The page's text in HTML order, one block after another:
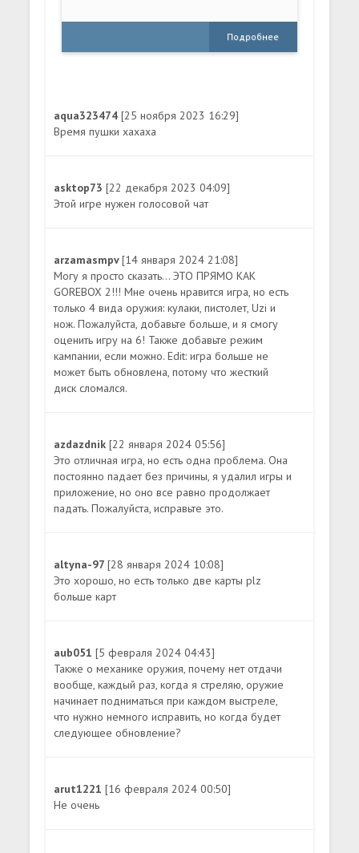
Подробнее
aqua323474[25 ноября 2023 16:29]
Время пушки хахаха
asktop73[22 декабря 2023 04:09]
Этой игре нужен голосовой чат
arzamasmpv[14 января 2024 21:08]
Могу я просто сказать... ЭТО ПРЯМО КАК
GOREBOX 2!!! Мне очень нравится игра, но есть
только 4 вида оружия: кулаки, пистолет, Uzi и
нож. Пожалуйста, добавьте больше, и я смогу
оценить игру на 6! Также добавьте режим
кампании, если можно. Edit: игра больше не
может быть обновлена, потому что жесткий
диск сломался.
azdazdnik[22 января 2024 05:56]
Это отличная игра, но есть одна проблема. Она
постоянно падает без причины, я удалил игры и
приложение, но оно все равно продолжает
падать. Пожалуйста, исправьте это.
altyna-97[28 января 2024 10:08]
Это хорошо, но есть только две карты plz
больше карт
aub051[5 февраля 2024 04:43]
Также о механике оружия, почему нет отдачи
вообще, каждый раз, когда я стреляю, оружие
начинает подниматься при каждом выстреле,
что нужно немного исправить, но когда будет
следующее обновление?
arut1221[16 февраля 2024 00:50]
Не очень